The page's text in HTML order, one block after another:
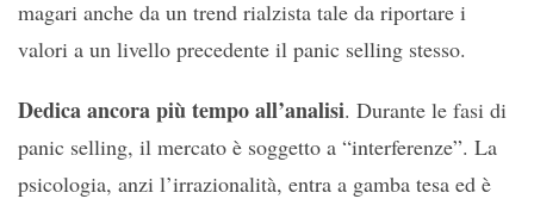
magari anche da un trend rialzista tale da riportare i
valori a un livello precedente il panic selling stesso.
Dedica ancora più tempo all’analisi. Durante le fasi di
panic selling, il mercato è soggetto a “interferenze”. La
psicologia, anzi l’irrazionalità, entra a gamba tesa ed è